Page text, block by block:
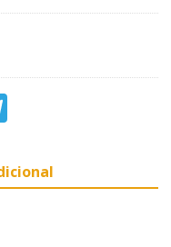
T
e
r
a